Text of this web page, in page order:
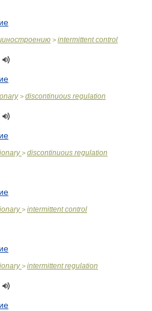
> intermittent control
> discontinuous regulation
> discontinuous regulation
> intermittent control
> intermittent regulation